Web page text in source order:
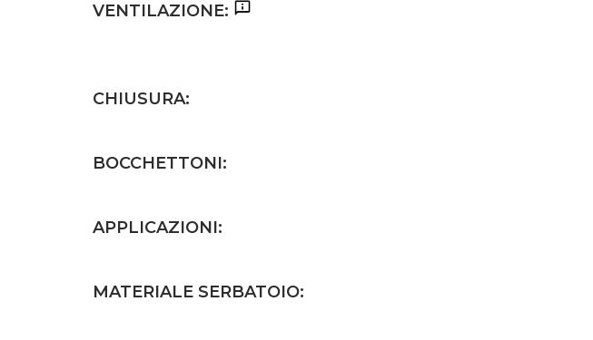
VENTILAZIONE:
CHIUSURA:
BOCCHETTONI:
APPLICAZIONI:
MATERIALE SERBATOIO: